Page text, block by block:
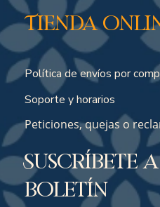
Tienda
Política de envíos por
Soporte y horarios
Peticiones, quejas o
Suscríbete
boletín